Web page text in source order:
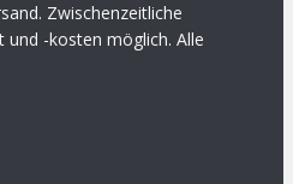
Zwischenzeitliche
und -kosten möglich. Alle